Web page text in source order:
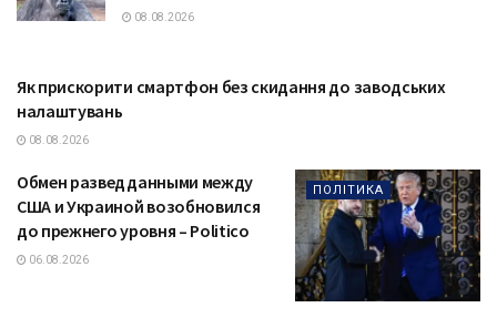
08.08.2026
ТЕХНОЛОГІЇ
Як прискорити смартфон без скидання до заводських
налаштувань
08.08.2026
ПОЛІТИКА
Обмен разведданными между
США и Украиной возобновился
до прежнего уровня – Politico
06.08.2026